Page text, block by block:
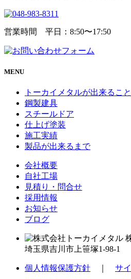
営業時間 平日：8:50〜17:50
MENU
トーカイメタルが出来ること
鋼製建具
スチールドア
仕上げ塗装
施工実績
製品が出来るまで
会社概要
自社工場
見積り・問合せ
採用情報
お知らせ
ブログ
埼玉県吉川市上笹塚1-98-1
個人情報保護方針 サ